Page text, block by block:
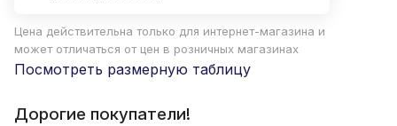
Цена действительна только для интернет-магазина и
может отличаться от цен в розничных магазинах
Посмотреть размерную таблицу
Дорогие покупатели!